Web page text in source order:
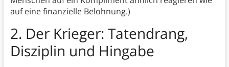
auf eine finanzielle Belohnung.)
2. Der Krieger: Tatendrang,
Disziplin und Hingabe